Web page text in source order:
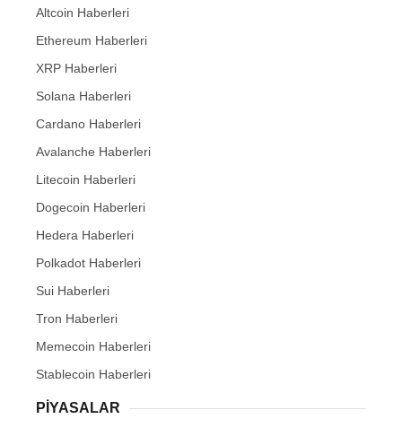
Altcoin Haberleri
Ethereum Haberleri
XRP Haberleri
Solana Haberleri
Cardano Haberleri
Avalanche Haberleri
Litecoin Haberleri
Dogecoin Haberleri
Hedera Haberleri
Polkadot Haberleri
Sui Haberleri
Tron Haberleri
Memecoin Haberleri
Stablecoin Haberleri
PIYASALAR